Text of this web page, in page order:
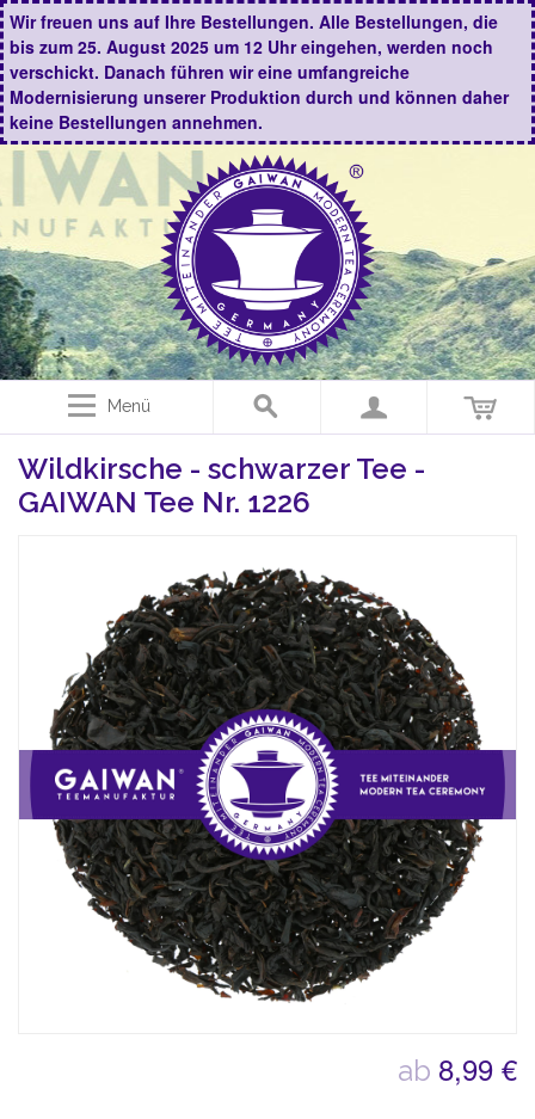
Wir freuen uns auf Ihre Bestellungen. Alle Bestellungen, die
bis zum 25. August 2025 um 12 Uhr eingehen, werden noch
verschickt. Danach führen wir eine umfangreiche
Modernisierung unserer Produktion durch und können daher
keine Bestellungen annehmen.
Menü
Wildkirsche - schwarzer Tee -
GAIWAN Tee Nr. 1226
ab 8,99 €